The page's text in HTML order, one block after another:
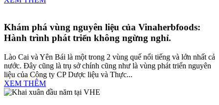
Khám phá vùng nguyên liệu của Vinaherbfoods:
Hành trình phát triển không ngừng nghỉ.
Lào Cai và Yên Bái là một trong 2 vùng quế nổi tiếng và lớn nhất cả
nước. Đây cũng là trụ sở chính cũng như là vùng phát triển nguyên
liệu của Công ty CP Dược liệu và Thực...
XEM THÊM